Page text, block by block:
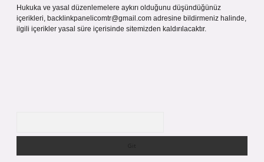
Hukuka ve yasal düzenlemelere aykırı olduğunu düşündüğünüz
içerikleri, backlinkpanelicomtr@gmail.com adresine bildirmeniz halinde,
ilgili içerikler yasal süre içerisinde sitemizden kaldırılacaktır.